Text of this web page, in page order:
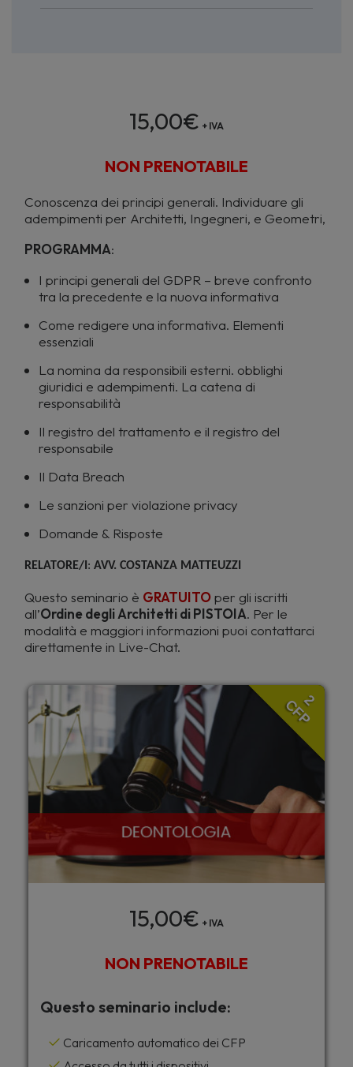
15,00€ + IVA
NON PRENOTABILE
Conoscenza dei principi generali. Individuare gli
adempimenti per Architetti, Ingegneri, e Geometri,
PROGRAMMA:
I principi generali del GDPR – breve confronto
tra la precedente e la nuova informativa
Come redigere una informativa. Elementi
essenziali
La nomina da responsibili esterni. obblighi
giuridici e adempimenti. La catena di
responsabilità
Il registro del trattamento e il registro del
responsabile
Il Data Breach
Le sanzioni per violazione privacy
Domande & Risposte
RELATORE/I : AVV. COSTANZA MATTEUZZI
Questo seminario è GRATUITOper gli iscritti
all’Ordine degli Architetti di PISTOIA. Per le
modalità e maggiori informazioni puoi contattarci
direttamente in Live-Chat.
2
CFP
15,00€ + IVA
NON PRENOTABILE
Questo seminario include:
Caricamento automatico dei CFP